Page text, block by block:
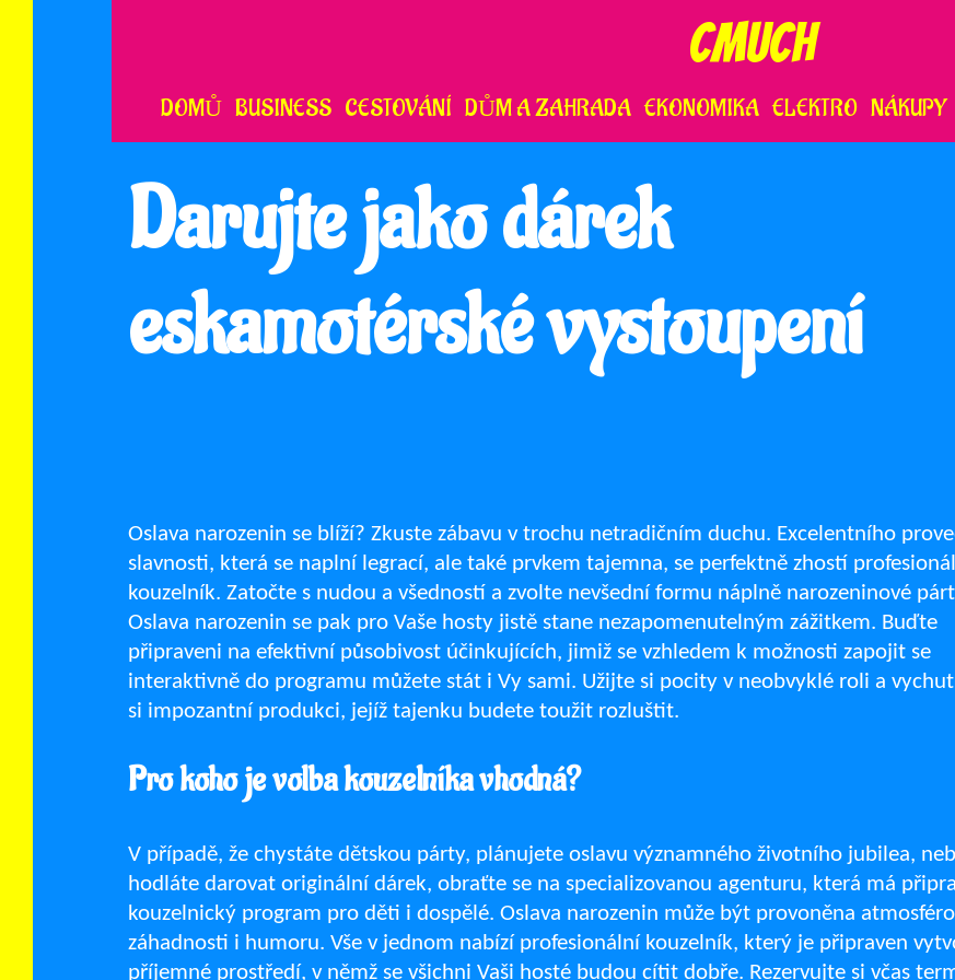
CMUCH
DOMŮ BUSINESS CESTOVÁNÍ DŮM A ZAHRADA EKONOMIKA ELEKTRO NÁKUPY
Darujte jako dárek
eskamotérské vystoupení
Oslava narozenin se blíží? Zkuste zábavu v trochu netradičním duchu. Excelentního
slavnosti, která se naplní legrací, ale také prvkem tajemna, se perfektně zhostí
kouzelník. Zatočte s nudou a všedností a zvolte nevšední formu náplně narozeninové
Oslava narozenin se pak pro Vaše hosty jistě stane nezapomenutelným zážitkem. Buďte
připraveni na efektivní působivost účinkujících, jimiž se vzhledem k možnosti zapojit se
interaktivně do programu můžete stát i Vy sami. Užijte si pocity v neobvyklé roli a
si impozantní produkci, jejíž tajenku budete toužit rozluštit.
Pro koho je volba kouzelníka vhodná?
V případě, že chystáte dětskou párty, plánujete oslavu významného životního jubilea,
hodláte darovat originální dárek, obraťte se na specializovanou agenturu, která má
kouzelnický program pro děti i dospělé. Oslava narozenin může být provoněna
záhadnosti i humoru. Vše v jednom nabízí profesionální kouzelník, který je připraven
příjemné prostředí, v němž se všichni Vaši hosté budou cítit dobře. Rezervujte si včas